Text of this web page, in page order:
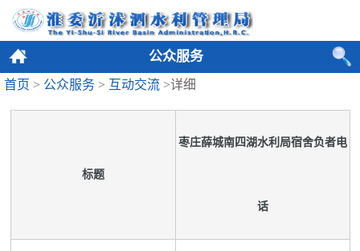
公众服务
首页 > 公众服务 > 互动交流 >详细
标题
枣庄薛城南四湖水利局宿舍负者电
话